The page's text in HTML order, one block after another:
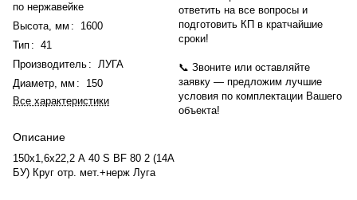
по нержавейке
Высота, мм :
1600
Тип : 41
Производитель :
ЛУГА
Диаметр, мм :
150
Все характеристики
Описание
150х1,6х22,2 A 40 S BF 80 2 (14А
БУ) Круг отр. мет.+нерж Луга
ответить на все вопросы и
подготовить КП в кратчайшие
сроки!
📞 Звоните или оставляйте
заявку — предложим лучшие
условия по комплектации Вашего
объекта!